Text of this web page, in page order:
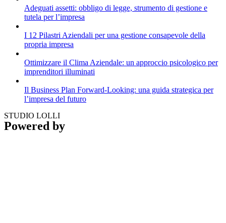
Adeguati assetti: obbligo di legge, strumento di gestione e
tutela per l’impresa
I 12 Pilastri Aziendali per una gestione consapevole della
propria impresa
Ottimizzare il Clima Aziendale: un approccio psicologico per
imprenditori illuminati
Il Business Plan Forward-Looking: una guida strategica per
l’impresa del futuro
STUDIO LOLLI
Powered by